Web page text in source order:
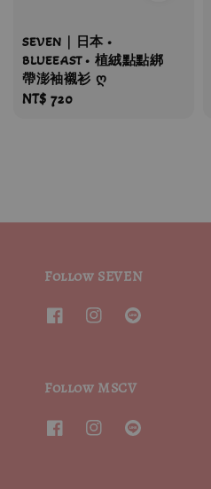
SEVEN｜日本 •
BLUEEAST • 植絨點點綁
帶澎袖襯衫 ღ
Regular
NT$ 720
Follow SEVEN
Follow MSCV